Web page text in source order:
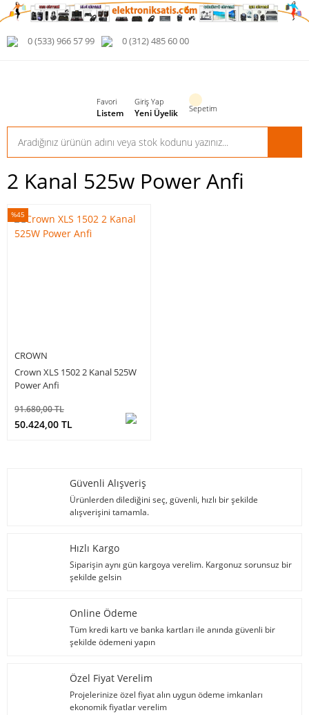
0 (533) 966 57 99 0 (312) 485 60 00
Favori
Listem
Giriş Yap
Yeni Üyelik Sepetim
2 Kanal 525w Power Anfi
CROWN
Crown XLS 1502 2 Kanal 525W
Power Anfi
%45
91.680,00 TL
50.424,00 TL
Güvenli Alışveriş
Ürünlerden dilediğini seç, güvenli, hızlı bir şekilde
alışverişini tamamla.
Hızlı Kargo
Siparişin aynı gün kargoya verelim. Kargonuz sorunsuz bir
şekilde gelsin
Online Ödeme
Tüm kredi kartı ve banka kartları ile anında güvenli bir
şekilde ödemeni yapın
Özel Fiyat Verelim
Projelerinize özel fiyat alın uygun ödeme imkanları
ekonomik fiyatlar verelim